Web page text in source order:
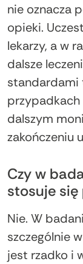
nie oznacza
opieki.
lekarzy, a w
dalsze
standardami
dalszym
zakończeniu
Czy w
stosuje się
Nie. W
szczególnie
jest rzadko i